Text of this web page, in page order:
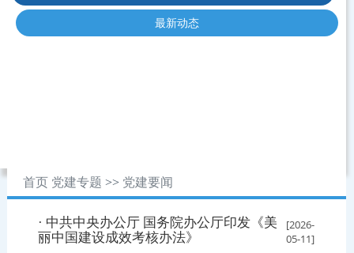
最新动态
首页 党建专题 >> 党建要闻
· 中共中央办公厅 国务院办公厅印发《美
丽中国建设成效考核办法》
[2026-
05-11]